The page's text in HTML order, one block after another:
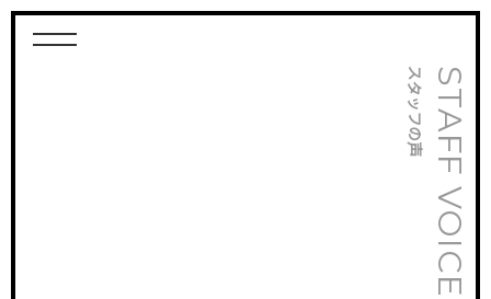
STAFF VOICE
スタッフの声